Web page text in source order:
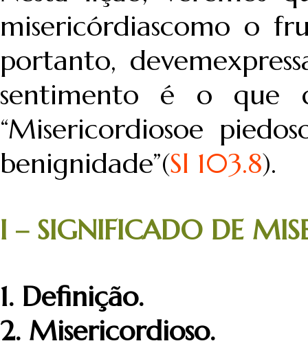
misericórdiascomo o
portanto,
sentimento é o que
“Misericordiosoe
benignidade”(Sl 103.8).
I – SIGNIFICADO DE
1. Definição.
2. Misericordioso.